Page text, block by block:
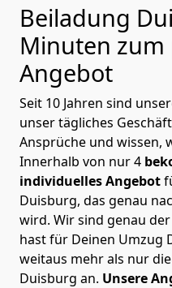
Beiladung
Minuten
Angebot
Seit 10 Jahren sind
unser tägliches
Ansprüche und wissen,
Innerhalb von nur 4
individuelles Angebot
Duisburg, das genau
wird. Wir sind genau
hast für Deinen Umzug
weitaus mehr als nur
Duisburg an. Unsere